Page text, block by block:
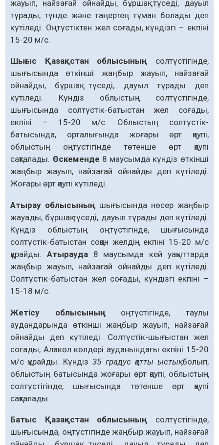
жауып, найзағай ойнайды, бұршақ түседі, дауыл
тұрады, түнде және таңертең тұман болады деп
күтіледі. Оңтүстіктен жел соғады, күндізгі – екпіні
15-20 м/с.
Шығыс Қазақстан облысының солтүстігінде,
шығысында өткінші жаңбыр жауып, найзағай
ойнайды, бұршақ түседі, дауыл тұрады деп
күтіледі. Күндіз облыстың солтүстігінде,
шығысында солтүстік-батыстан жел соғады,
екпіні – 15-20 м/с. Облыстың солтүстік-
батысында, орталығында жоғары өрт қаупі,
облыстың оңтүстігінде төтенше өрт қаупі
сақталады. Өскеменде 8 маусымда күндіз өткінші
жаңбыр жауып, найзағай ойнайды деп күтіледі.
Жоғары өрт қаупі күтіледі.
Атырау облысының шығысында нөсер жаңбыр
жауады, бұршақ түседі, дауыл тұрады деп күтіледі.
Күндіз облыстың оңтүстігінде, шығысында
солтүстік-батыстан соққан желдің екпіні 15-20 м/с
құрайды. Атырауда8 маусымда кей уақыттарда
жаңбыр жауып, найзағай ойнайды деп күтіледі.
Солтүстік-батыстан жел соғады, күндізгі екпіні –
15-18 м/с.
Жетісу облысыныңоңтүстігінде, таулы
аудандарында өткінші жаңбыр жауып, найзағай
ойнайды деп күтіледі. Солтүстік-шығыстан жел
соғады, Алакөл көлдері ауданындағы екпіні 15-20
м/с құрайды. Күндіз35 градус қатты ыстықболып,
облыстың батысында жоғары өрт қаупі, облыстың
солтүстігінде, шығысында төтенше өрт қаупі
сақталады.
Батыс Қазақстан облысының солтүстігінде,
шығысында, оңтүстігінде жаңбыр жауып, найзағай